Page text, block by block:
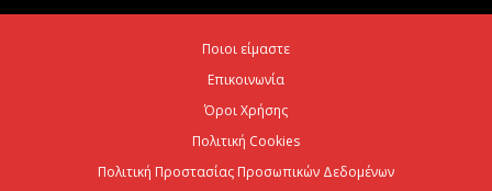
6 Αυγούστου 2026
CrediaBank: Στα 53,6 εκατ. ευρώ τα
επαναλαμβανόμενα λειτουργικά κέρδη
Ποιοι είμαστε
Επικοινωνία
Όροι Χρήσης
Πολιτική Cookies
Πολιτική Προστασίας Προσωπικών Δεδομένων